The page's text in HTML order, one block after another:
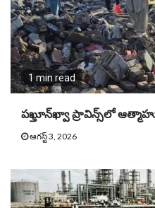
1 min read
పఖ్తూన్‌ఖ్వా ప్రావిన్స్‌లో
ఆగస్ట్ 3, 2026